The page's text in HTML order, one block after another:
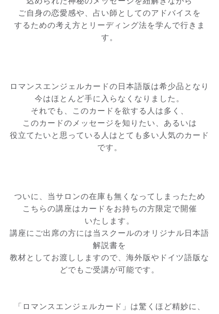
ご自身の恋愛感や、占い師としてのアドバイスを
するための考え方とリーディング法を学んで行きま
す。
ロマンスエンジェルカードの日本語版は希少品となり
今はほとんど手に入らなくなりました。
それでも、このカードを欲する人は多く、
このカードのメッセージを知りたい、あるいは
役立てたいと思っている人はとても多い人気のカード
です。
ついに、当サロンの在庫も無くなってしまったため
こちらの講座はカードをお持ちの方限定で開催
いたします。
講座にご出席の方には当スクールのオリジナル日本語
解説書を
教材としてお渡ししますので、海外版やドイツ語版な
どでもご受講が可能です。
「ロマンスエンジェルカード」は驚くほど精妙に、